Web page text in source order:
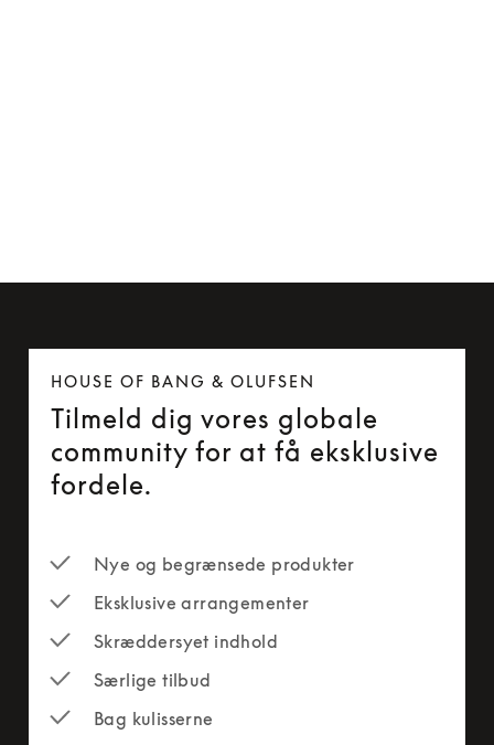
HOUSE OF BANG & OLUFSEN
Tilmeld dig vores globale
community for at få eksklusive
fordele.
Nye og begrænsede produkter
Eksklusive arrangementer
Skræddersyet indhold
Særlige tilbud
Bag kulisserne